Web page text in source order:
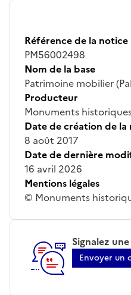
Référence de la notice
PM56002498
Nom de la base
Patrimoine mobilier
Producteur
Monuments
Date de création de la
8 août 2017
Date de dernière
16 avril 2026
Mentions légales
© Monuments
Signalez
Envoyer un